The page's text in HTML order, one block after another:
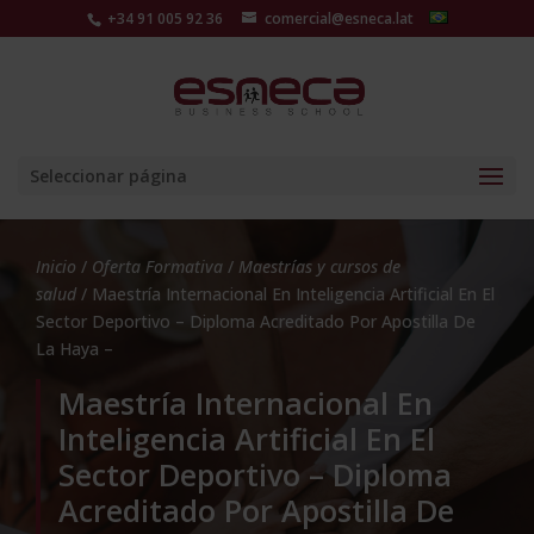
+34 91 005 92 36 comercial@esneca.lat
Seleccionar página
Inicio / Oferta Formativa / Maestrías y cursos de
salud / Maestría Internacional En Inteligencia Artificial En El
Sector Deportivo – Diploma Acreditado Por Apostilla De
La Haya –
Maestría Internacional En
Inteligencia Artificial En El
Sector Deportivo – Diploma
Acreditado Por Apostilla De